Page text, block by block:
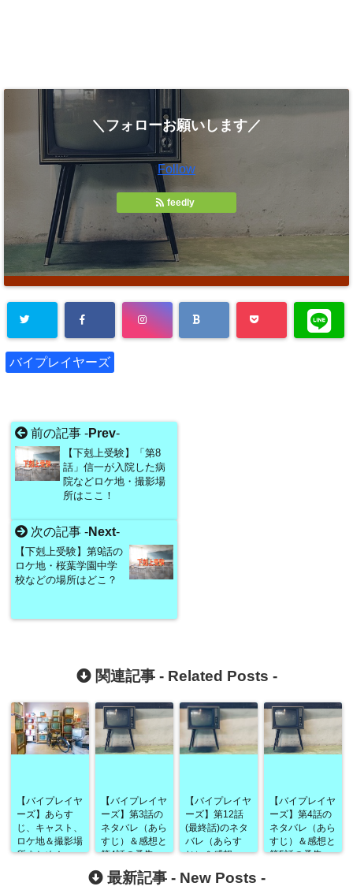
＼フォローお願いします／
Follow
feedly
バイプレイヤーズ
前の記事 -Prev-
【下剋上受験】「第8
話」信一が入院した病
院などロケ地・撮影場
所はここ！
次の記事 -Next-
【下剋上受験】第9話の
ロケ地・桜葉学園中学
校などの場所はどこ？
関連記事 - Related Posts -
【バイプレイヤ
ーズ】あらす
じ、キャスト、
ロケ地＆撮影場
所まとめ！
【バイプレイヤ
ーズ】第3話の
ネタバレ（あら
すじ）＆感想と
第4話の予告
【バイプレイヤ
ーズ】第12話
(最終話)のネタ
バレ（あらす
じ）＆感想
【バイプレイヤ
ーズ】第4話の
ネタバレ（あら
すじ）＆感想と
第5話の予告
最新記事 - New Posts -